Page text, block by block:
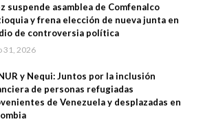
suspende asamblea de Comfenalco
y frena elección de nueva junta en
de controversia política
31, 2026
y Nequi: Juntos por la inclusión
de personas refugiadas
de Venezuela y desplazadas en